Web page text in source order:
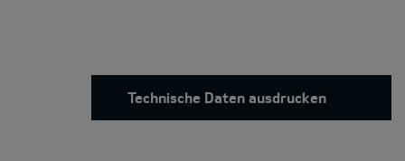
Technische Daten ausdrucken